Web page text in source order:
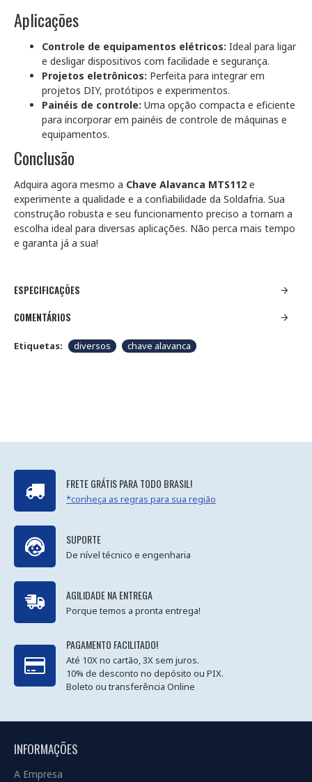
Aplicações
Controle de equipamentos elétricos: Ideal para ligar
e desligar dispositivos com facilidade e segurança.
Projetos eletrônicos: Perfeita para integrar em
projetos DIY, protótipos e experimentos.
Painéis de controle: Uma opção compacta e eficiente
para incorporar em painéis de controle de máquinas e
equipamentos.
Conclusão
Adquira agora mesmo a Chave Alavanca MTS112 e
experimente a qualidade e a confiabilidade da Soldafria. Sua
construção robusta e seu funcionamento preciso a tornam a
escolha ideal para diversas aplicações. Não perca mais tempo
e garanta já a sua!
ESPECIFICAÇÕES
COMENTÁRIOS
Etiquetas: diversos chave alavanca
FRETE GRÁTIS PARA TODO BRASIL!
*conheça as regras para sua região
SUPORTE
De nível técnico e engenharia
AGILIDADE NA ENTREGA
Porque temos a pronta entrega!
PAGAMENTO FACILITADO!
Até 10X no cartão, 3X sem juros.
10% de desconto no depósito ou PIX.
Boleto ou transferência Online
INFORMAÇÕES
A Empresa